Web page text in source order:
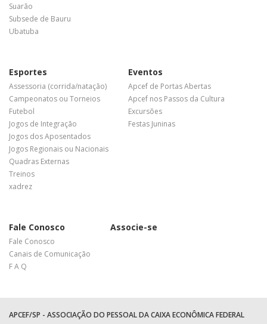
Suarão
Subsede de Bauru
Ubatuba
Esportes
Assessoria (corrida/natação)
Campeonatos ou Torneios
Futebol
Jogos de Integração
Jogos dos Aposentados
Jogos Regionais ou Nacionais
Quadras Externas
Treinos
xadrez
Eventos
Apcef de Portas Abertas
Apcef nos Passos da Cultura
Excursões
Festas Juninas
Fale Conosco
Fale Conosco
Canais de Comunicação
F A Q
Associe-se
APCEF/SP - ASSOCIAÇÃO DO PESSOAL DA CAIXA ECONÔMICA FEDERAL